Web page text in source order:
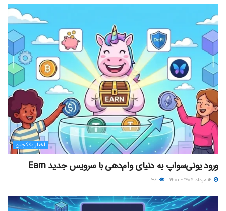
اخبار بلاکچین
ورود یونی‌سواپ به دنیای وام‌دهی با سرویس جدید Earn